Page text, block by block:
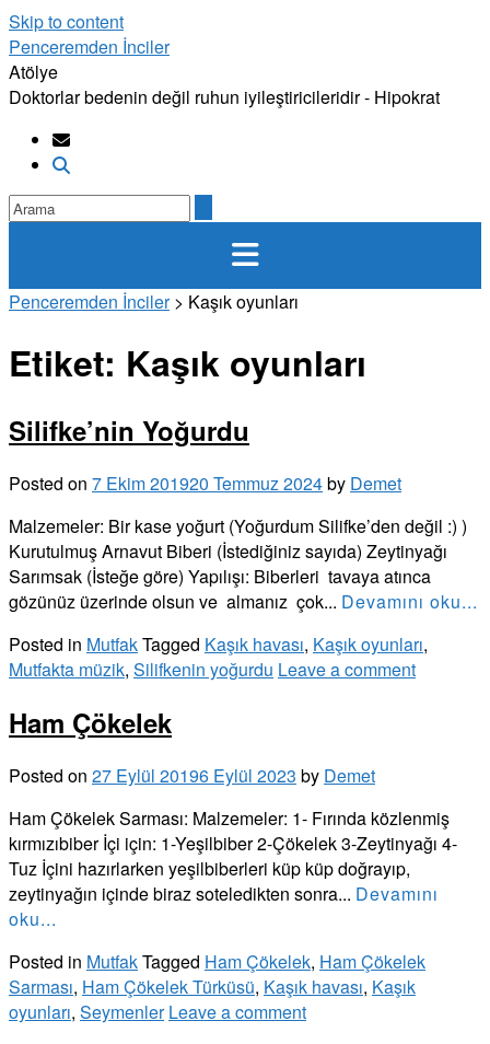
Skip to content
Penceremden İnciler
Atölye
Doktorlar bedenin değil ruhun iyileştiricileridir - Hipokrat
Penceremden İnciler> Kaşık oyunları
Etiket: Kaşık oyunları
Silifke’nin Yoğurdu
Posted on 7 Ekim 201920 Temmuz 2024by Demet
Malzemeler: Bir kase yoğurt (Yoğurdum Silifke’den değil :) )
Kurutulmuş Arnavut Biberi (İstediğiniz sayıda) Zeytinyağı
Sarımsak (İsteğe göre) Yapılışı: Biberleri tavaya atınca
gözünüz üzerinde olsun ve almanız çok... Devamını oku...
Posted in MutfakTagged Kaşık havası, Kaşık oyunları,
Mutfakta müzik, Silifkenin yoğurdu Leave a comment
Ham Çökelek
Posted on 27 Eylül 20196 Eylül 2023 by Demet
Ham Çökelek Sarması: Malzemeler: 1- Fırında közlenmiş
kırmızıbiber İçi için: 1-Yeşilbiber 2-Çökelek 3-Zeytinyağı 4-
Tuz İçini hazırlarken yeşilbiberleri küp küp doğrayıp,
zeytinyağın içinde biraz soteledikten sonra... Devamını
oku...
Posted in MutfakTagged Ham Çökelek, Ham Çökelek
Sarması, Ham Çökelek Türküsü, Kaşık havası, Kaşık
oyunları, Seymenler Leave a comment